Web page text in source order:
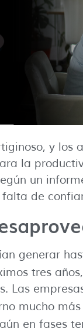
y los
la
un
de
generar
tres
Las
mucho
en fases